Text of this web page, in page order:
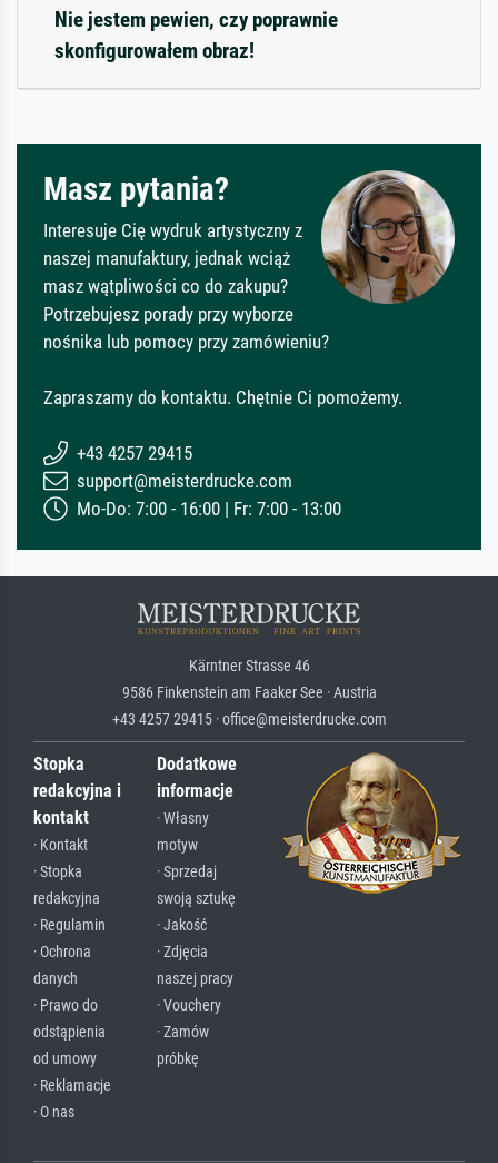
Nie jestem pewien, czy poprawnie
skonfigurowałem obraz!
Masz pytania?
Interesuje Cię wydruk artystyczny z
naszej manufaktury, jednak wciąż
masz wątpliwości co do zakupu?
Potrzebujesz porady przy wyborze
nośnika lub pomocy przy zamówieniu?
Zapraszamy do kontaktu. Chętnie Ci pomożemy.
+43 4257 29415
support@meisterdrucke.com
Mo-Do: 7:00 - 16:00 | Fr: 7:00 - 13:00
Kärntner Strasse 46
9586 Finkenstein am Faaker See · Austria
+43 4257 29415 · office@meisterdrucke.com
Stopka
redakcyjna i
kontakt
· Kontakt
· Stopka
redakcyjna
· Regulamin
· Ochrona
danych
· Prawo do
odstąpienia
od umowy
· Reklamacje
· O nas
Dodatkowe
informacje
· Własny
motyw
· Sprzedaj
swoją sztukę
· Jakość
· Zdjęcia
naszej pracy
· Vouchery
· Zamów
próbkę